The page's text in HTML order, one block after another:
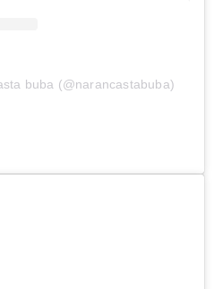
buba (@narancastabuba)